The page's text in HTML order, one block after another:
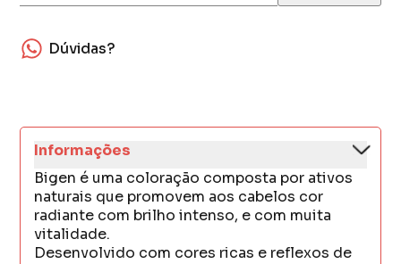
Dúvidas?
Informações
Bigen é uma coloração composta por ativos
naturais que promovem aos cabelos cor
radiante com brilho intenso, e com muita
vitalidade.
Desenvolvido com cores ricas e reflexos de